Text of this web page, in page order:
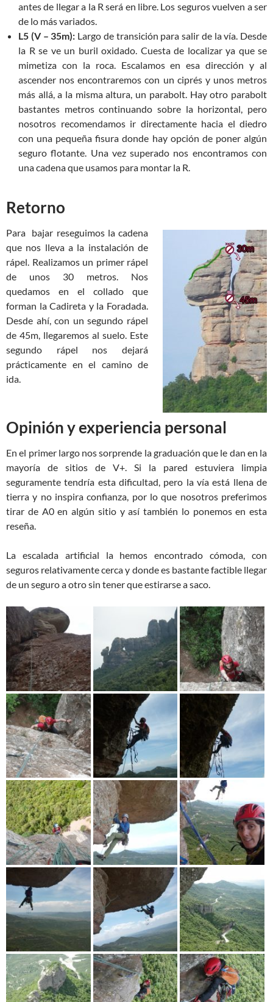
antes de llegar a la R será en libre. Los seguros vuelven a ser
de lo más variados.
L5 (V – 35m): Largo de transición para salir de la vía. Desde
la R se ve un buril oxidado. Cuesta de localizar ya que se
mimetiza con la roca. Escalamos en esa dirección y al
ascender nos encontraremos con un ciprés y unos metros
más allá, a la misma altura, un parabolt. Hay otro parabolt
bastantes metros continuando sobre la horizontal, pero
nosotros recomendamos ir directamente hacia el diedro
con una pequeña fisura donde hay opción de poner algún
seguro flotante. Una vez superado nos encontramos con
una cadena que usamos para montar la R.
Retorno
Para bajar reseguimos la cadena
que nos lleva a la instalación de
rápel. Realizamos un primer rápel
de unos 30 metros. Nos
quedamos en el collado que
forman la Cadireta y la Foradada.
Desde ahí, con un segundo rápel
de 45m, llegaremos al suelo. Este
segundo rápel nos dejará
prácticamente en el camino de
ida.
Opinión y experiencia personal
En el primer largo nos sorprende la graduación que le dan en la
mayoría de sitios de V+. Si la pared estuviera limpia
seguramente tendría esta dificultad, pero la vía está llena de
tierra y no inspira confianza, por lo que nosotros preferimos
tirar de A0 en algún sitio y así también lo ponemos en esta
reseña.
La escalada artificial la hemos encontrado cómoda, con
seguros relativamente cerca y donde es bastante factible llegar
de un seguro a otro sin tener que estirarse a saco.